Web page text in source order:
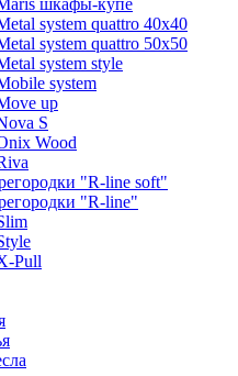
шкафы-купе
system quattro 40x40
system quattro 50x50
system style
system
up
S
Wood
"R-line soft"
"R-line"
Pull